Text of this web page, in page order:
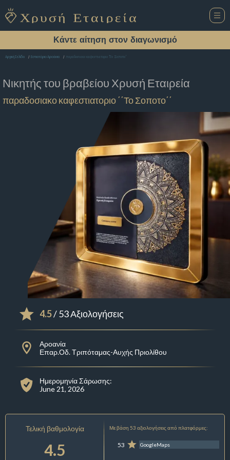
Κάντε αίτηση στον διαγωνισμό
Αρχική Σελίδα Εστιατόριο Αροάνια παραδοσιακο καφεστιατοριο ΄΄Το Σοποτο΄΄
Νικητής του βραβείου Χρυσή Εταιρεία
παραδοσιακο καφεστιατοριο ΄΄Το Σοποτο΄΄
4.5/ 53 Αξιολογήσεις
Αροανία
Επαρ.Οδ. Τριπόταμας-Αυχής Πριολίθου
Ημερομηνία Σάρωσης:
June 21, 2026
Τελική βαθμολογία
4.5
Με βάση 53 αξιολογήσεις από πλατφόρμες:
53 GoogleMaps